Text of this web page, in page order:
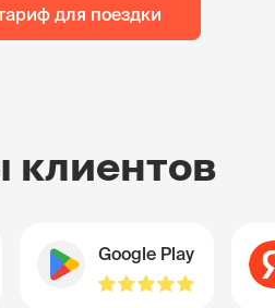
для поездки
Google Play